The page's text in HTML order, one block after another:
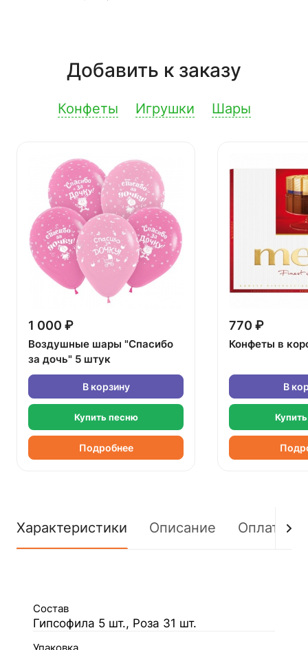
Добавить к заказу
Конфеты Игрушки Шары
1 000 ₽
Воздушные шары "Спасибо
за дочь" 5 штук
В корзину
Купить песню
Подробнее
770 ₽
Конфеты в
В
Характеристики Описание Оплата
Состав
Гипсофила 5 шт., Роза 31 шт.